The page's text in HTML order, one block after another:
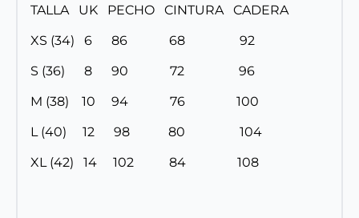
TALLA UK PECHO CINTURA CADERA
XS (34) 6 86 68 92
S (36) 8 90 72 96
M (38) 10 94 76 100
L (40) 12 98 80 104
XL (42) 14 102 84 108